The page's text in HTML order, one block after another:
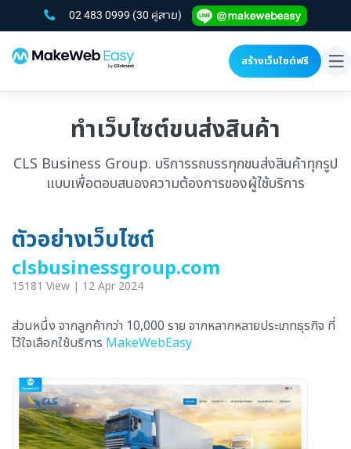
02 483 0999 (30 คู่สาย)
สร้างเว็บไซต์ฟรี
ทำเว็บไซต์ขนส่งสินค้า
CLS Business Group. บริการรถบรรทุกขนส่งสินค้าทุกรูป
แบบเพื่อตอบสนองความต้องการของผู้ใช้บริการ
ตัวอย่างเว็บไซต์
clsbusinessgroup.com
15181 View | 12 Apr 2024
ส่วนหนึ่ง จากลูกค้ากว่า 10,000 ราย จากหลากหลายประเภทธุรกิจ ที่
ไว้ใจเลือกใช้บริการ MakeWebEasy